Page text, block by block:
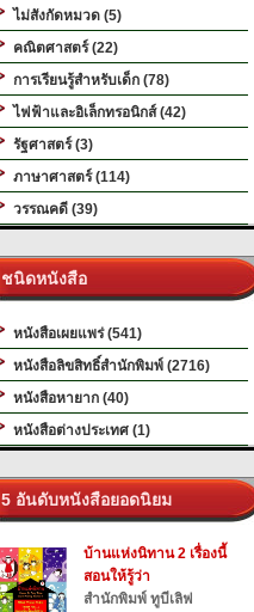
ไม่สังกัดหมวด (5)
คณิตศาสตร์ (22)
การเรียนรู้สำหรับเด็ก (78)
ไฟฟ้าและอิเล็กทรอนิกส์ (42)
รัฐศาสตร์ (3)
ภาษาศาสตร์ (114)
วรรณคดี (39)
ชนิดหนังสือ
หนังสือเผยแพร่ (541)
หนังสือลิขสิทธิ์สำนักพิมพ์ (2716)
หนังสือหายาก (40)
หนังสือต่างประเทศ (1)
5 อันดับหนังสือยอดนิยม
บ้านแห่งนิทาน 2 เรื่องนี้
สอนให้รู้ว่า
สำนักพิมพ์ ทูบีเลิฟ